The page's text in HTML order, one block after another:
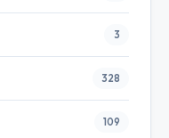
3
328
109